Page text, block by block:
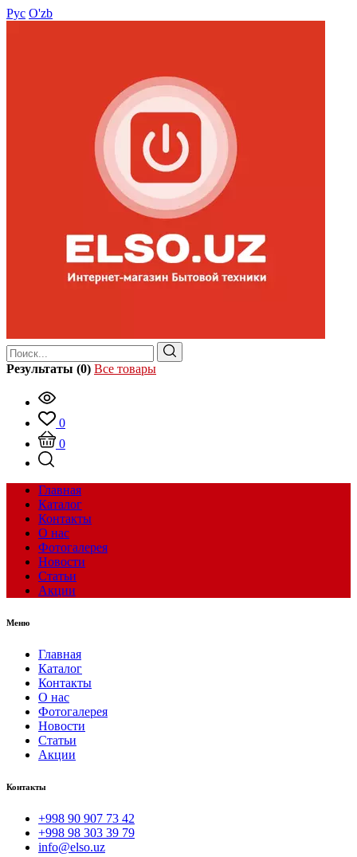
Рус O'zb
Результаты (0) Все товары
0
0
Главная
Каталог
Контакты
О нас
Фотогалерея
Новости
Статьи
Акции
Меню
Главная
Каталог
Контакты
О нас
Фотогалерея
Новости
Статьи
Акции
Контакты
+998 90 907 73 42
+998 98 303 39 79
info@elso.uz